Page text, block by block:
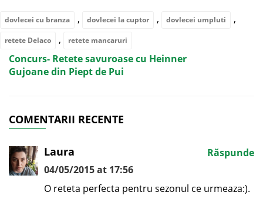
dovlecei cu branza , dovlecei la cuptor , dovlecei umpluti ,
retete Delaco , retete mancaruri
Concurs- Retete savuroase cu Heinner
Gujoane din Piept de Pui
COMENTARII RECENTE
Laura
04/05/2015 at 17:56
O reteta perfecta pentru sezonul ce urmeaza:).
Răspunde